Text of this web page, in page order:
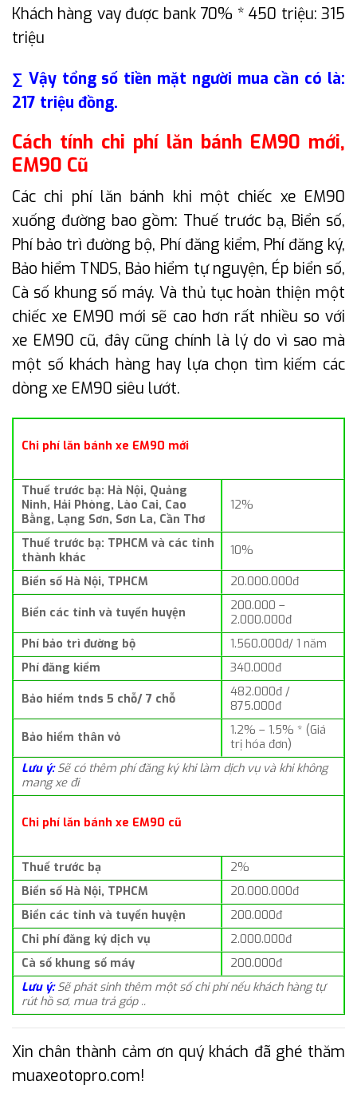
Khách hàng vay được bank 70% * 450 triệu: 315
triệu
∑ Vậy tổng số tiền mặt người mua cần có là:
217 triệu đồng.
Cách tính chi phí lăn bánh EM90 mới,
EM90 Cũ
Các chi phí lăn bánh khi một chiếc xe EM90
xuống đường bao gồm: Thuế trước bạ, Biển số,
Phí bảo trì đường bộ, Phí đăng kiểm, Phí đăng ký,
Bảo hiểm TNDS, Bảo hiểm tự nguyện, Ép biển số,
Cà số khung số máy. Và thủ tục hoàn thiện một
chiếc xe EM90 mới sẽ cao hơn rất nhiều so với
xe EM90 cũ, đây cũng chính là lý do vì sao mà
một số khách hàng hay lựa chọn tìm kiếm các
dòng xe EM90 siêu lướt.
Chi phí lăn bánh xe EM90 mới
Thuế trước bạ: Hà Nội, Quảng
Ninh, Hải Phòng, Lào Cai, Cao
Bằng, Lạng Sơn, Sơn La, Cần Thơ
12%
Thuế trước bạ: TPHCM và các tỉnh
thành khác
10%
Biển số Hà Nội, TPHCM 20.000.000đ
Biển các tỉnh và tuyến huyện
200.000 –
2.000.000đ
Phí bảo trì đường bộ
1.560.000đ/ 1 năm
Phí đăng kiểm
340.000đ
Bảo hiểm tnds 5 chỗ/ 7 chỗ
482.000đ /
875.000đ
Bảo hiểm thân vỏ
1.2% – 1.5% * (Giá
trị hóa đơn)
Lưu ý: Sẽ có thêm phí đăng ký khi làm dịch vụ và khi không
mang xe đi
Chi phí lăn bánh xe EM90 cũ
Thuế trước bạ
2%
Biển số Hà Nội, TPHCM
20.000.000đ
Biển các tỉnh và tuyến huyện
200.000đ
Chi phí đăng ký dịch vụ
2.000.000đ
Cà số khung số máy
200.000đ
Lưu ý: Sẽ phát sinh thêm một số chi phí nếu khách hàng tự
rút hồ sơ, mua trả góp ..
Xin chân thành cảm ơn quý khách đã ghé thăm
muaxeotopro.com!